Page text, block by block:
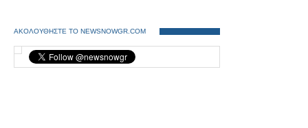
ΑΚΟΛΟΥΘΗΣΤΕ ΤΟ NEWSNOWGR.COM